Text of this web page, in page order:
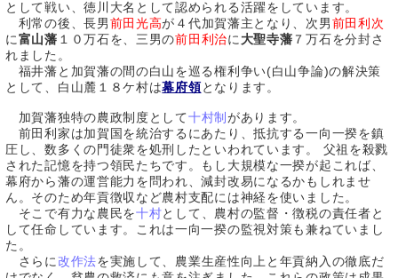
として戦い、徳川大名として認められる活躍をしています。
利常の後、長男前田光高が４代加賀藩主となり、次男前田利次
に富山藩 １０万石を、三男の前田利治に 大聖寺藩 ７万石を分封さ
れました。
福井藩と加賀藩の間の白山を巡る権利争い(白山争論)の解決策
として、白山麓１８ケ村は幕府領となります。
加賀藩独特の農政制度として十村制 があります。
前田利家は加賀国を統治するにあたり、抵抗する一向一揆を鎮
圧し、数多くの門徒衆を処刑したといわれています。 父祖を殺戮
された記憶を持つ領民たちです。もし大規模な一揆が起これば、
幕府から藩の運営能力を問われ、減封改易になるかもしれませ
ん。そのため年貢徴収など農村支配には神経を使いました。
そこで有力な農民を十村として、農村の監督・徴税の責任者と
して任命しています。これは一向一揆の監視対策も兼ねていまし
た。
さらに改作法を実施して、農業生産性向上と年貢納入の徹底だ